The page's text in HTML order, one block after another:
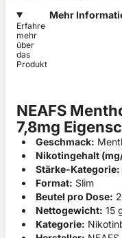
Mehr
Erfahre
mehr
über
das
Produkt
NEAFS
7,8mg
Geschmack:
Nikotingehalt
Stärke-Kategorie:
Format: Slim
Beutel pro Dose:
Nettogewicht: 15
Kategorie: